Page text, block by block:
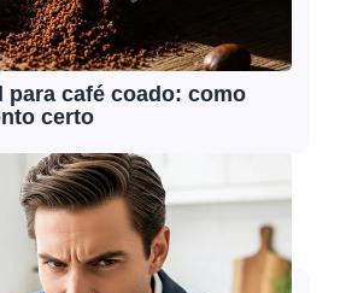
para café coado: como
certo